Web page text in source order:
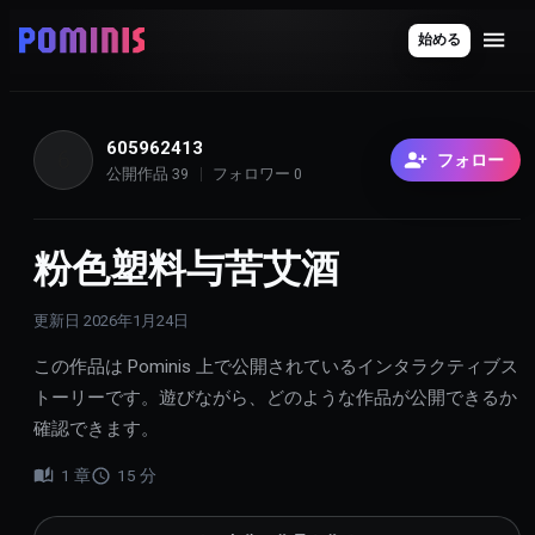
始める
605962413
公開作品 39 フォロワー 0
フォロー
粉色塑料与苦艾酒
更新日 2026年1月24日
この作品は Pominis 上で公開されているインタラクティブス
トーリーです。遊びながら、どのような作品が公開できるか
確認できます。
1 章 15 分